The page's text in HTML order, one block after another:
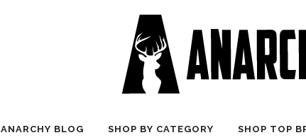
ANARCHY BLOG SHOP BY CATEGORY SHOP TOP